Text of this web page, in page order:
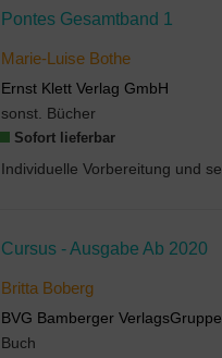
Pontes Gesamtband 1
Marie-Luise Bothe
Ernst Klett Verlag GmbH
sonst. Bücher
Sofort lieferbar
Cursus - Ausgabe Ab 2020
Britta Boberg
BVG Bamberger VerlagsGruppe
Buch